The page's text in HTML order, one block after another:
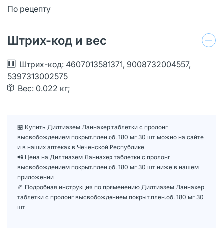
По рецепту
Штрих-код и вес
Штрих-код: 4607013581371, 9008732004557,
5397313002575
Вес: 0.022 кг;
🏪 Купить Дилтиазем Ланнахер таблетки с пролонг
высвобождением покрыт.плен.об. 180 мг 30 шт можно на сайте
и в наших аптеках в Чеченской Республике
📲 Цена на Дилтиазем Ланнахер таблетки с пролонг
высвобождением покрыт.плен.об. 180 мг 30 шт ниже в нашем
приложении
📒 Подробная инструкция по применению Дилтиазем Ланнахер
таблетки с пролонг высвобождением покрыт.плен.об. 180 мг 30
шт